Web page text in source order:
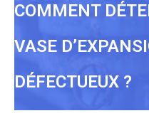
COMMENT
VASE
DÉFECTUEUX ?